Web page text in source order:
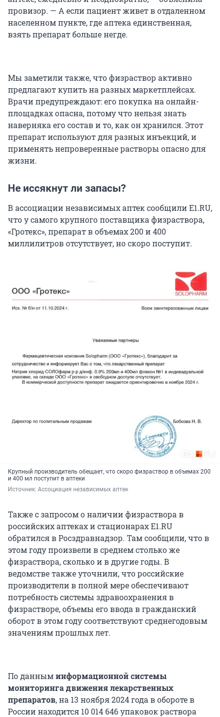
провизор. — А если пациент живет в отдаленном
населенном пункте, где аптека единственная,
взять препарат больше негде.
Мы заметили также, что физраствор активно
предлагают купить на разных маркетплейсах.
Врачи предупреждают: его покупка на онлайн-
площадках опасна, потому что нельзя знать
наверняка его состав и то, как он хранился. Этот
препарат используют для разных инъекций, и
применять непроверенные растворы опасно для
жизни.
Не иссякнут ли запасы?
В ассоциации независимых аптек сообщили E1.RU,
что у самого крупного поставщика физраствора,
«Гротекс», препарат в объемах 200 и 400
миллилитров отсутствует, но скоро поступит.
Крупный производитель обещает, что скоро физраствор в объемах 200
и 400 мл поступит в аптеки
Источник: Ассоциация независимых аптек
Также с запросом о наличии физраствора в
российских аптеках и стационарах E1.RU
обратился в Росздравнадзор. Там сообщили, что в
этом году произвели в среднем столько же
физраствора, сколько и в другие годы. В
ведомстве также уточнили, что российские
производители в полной мере обеспечивают
потребность системы здравоохранения в
физрастворе, объемы его ввода в гражданский
оборот в этом году соответствуют среднегодовым
значениям прошлых лет.
По данныминформационной системы
мониторинга движения лекарственных
препаратов, на 13 ноября 2024 года в обороте в
России находится 10 014 646 упаковок раствора